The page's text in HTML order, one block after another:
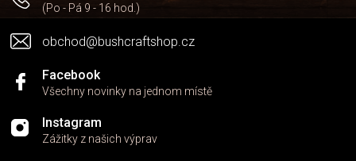
(Po - Pá 9 - 16 hod.)
obchod@bushcraftshop.cz
Facebook
Všechny novinky na jednom místě
Instagram
Zážitky z našich výprav